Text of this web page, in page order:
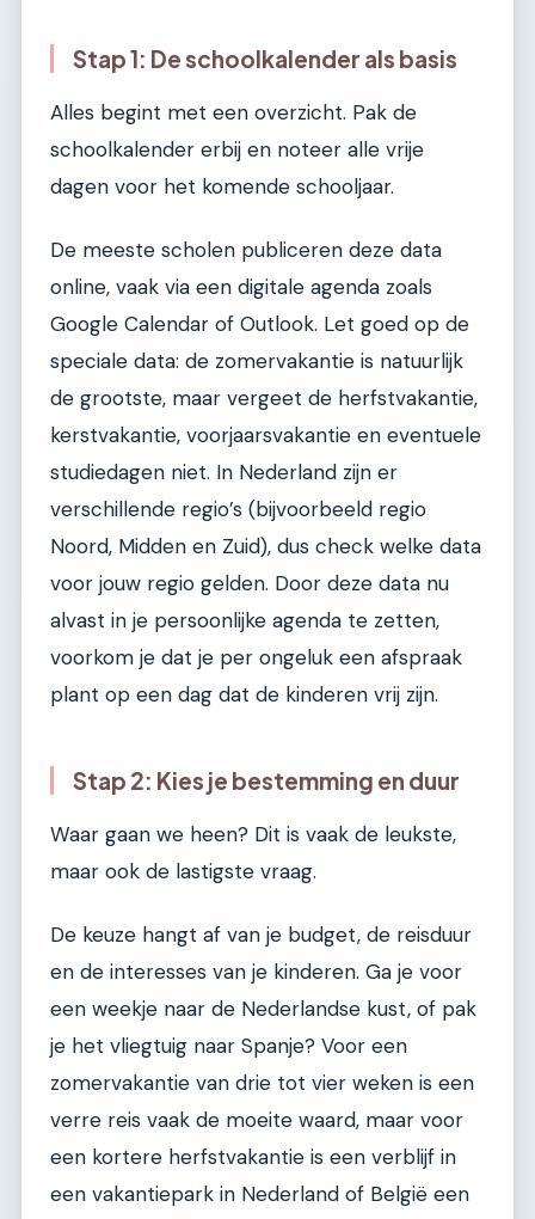
Stap 1: De schoolkalender als basis
Alles begint met een overzicht. Pak de
schoolkalender erbij en noteer alle vrije
dagen voor het komende schooljaar.
De meeste scholen publiceren deze data
online, vaak via een digitale agenda zoals
Google Calendar of Outlook. Let goed op de
speciale data: de zomervakantie is natuurlijk
de grootste, maar vergeet de herfstvakantie,
kerstvakantie, voorjaarsvakantie en eventuele
studiedagen niet. In Nederland zijn er
verschillende regio’s (bijvoorbeeld regio
Noord, Midden en Zuid), dus check welke data
voor jouw regio gelden. Door deze data nu
alvast in je persoonlijke agenda te zetten,
voorkom je dat je per ongeluk een afspraak
plant op een dag dat de kinderen vrij zijn.
Stap 2: Kies je bestemming en duur
Waar gaan we heen? Dit is vaak de leukste,
maar ook de lastigste vraag.
De keuze hangt af van je budget, de reisduur
en de interesses van je kinderen. Ga je voor
een weekje naar de Nederlandse kust, of pak
je het vliegtuig naar Spanje? Voor een
zomervakantie van drie tot vier weken is een
verre reis vaak de moeite waard, maar voor
een kortere herfstvakantie is een verblijf in
een vakantiepark in Nederland of België een